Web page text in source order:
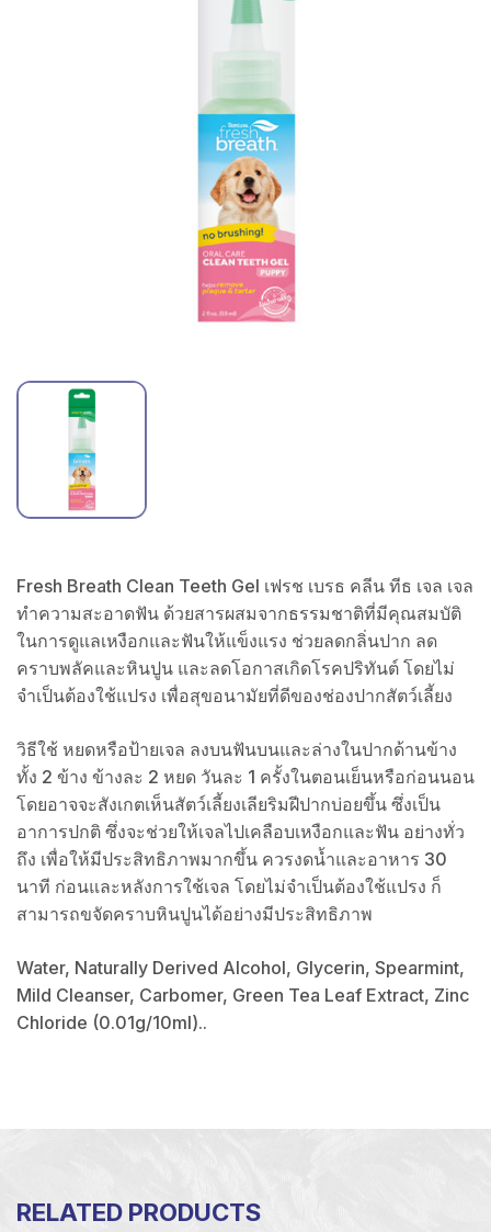
Fresh Breath Clean Teeth Gel เฟรช เบรธ คลีน ทีธ เจล เจล
ทำความสะอาดฟัน ด้วยสารผสมจากธรรมชาติที่มีคุณสมบัติ
ในการดูแลเหงือกและฟันให้แข็งแรง ช่วยลดกลิ่นปาก ลด
คราบพลัคและหินปูน และลดโอกาสเกิดโรคปริทันต์ โดยไม่
จำเป็นต้องใช้แปรง เพื่อสุขอนามัยที่ดีของช่องปากสัตว์เลี้ยง
วิธีใช้ หยดหรือป้ายเจล ลงบนฟันบนและล่างในปากด้านข้าง
ทั้ง 2 ข้าง ข้างละ 2 หยด วันละ 1 ครั้งในตอนเย็นหรือก่อนนอน
โดยอาจจะสังเกตเห็นสัตว์เลี้ยงเลียริมฝีปากบ่อยขึ้น ซึ่งเป็น
อาการปกติ ซึ่งจะช่วยให้เจลไปเคลือบเหงือกและฟัน อย่างทั่ว
ถึง เพื่อให้มีประสิทธิภาพมากขึ้น ควรงดน้ำและอาหาร 30
นาที ก่อนและหลังการใช้เจล โดยไม่จำเป็นต้องใช้แปรง ก็
สามารถขจัดคราบหินปูนได้อย่างมีประสิทธิภาพ
Water, Naturally Derived Alcohol, Glycerin, Spearmint,
Mild Cleanser, Carbomer, Green Tea Leaf Extract, Zinc
Chloride (0.01g/10ml)..
RELATED PRODUCTS